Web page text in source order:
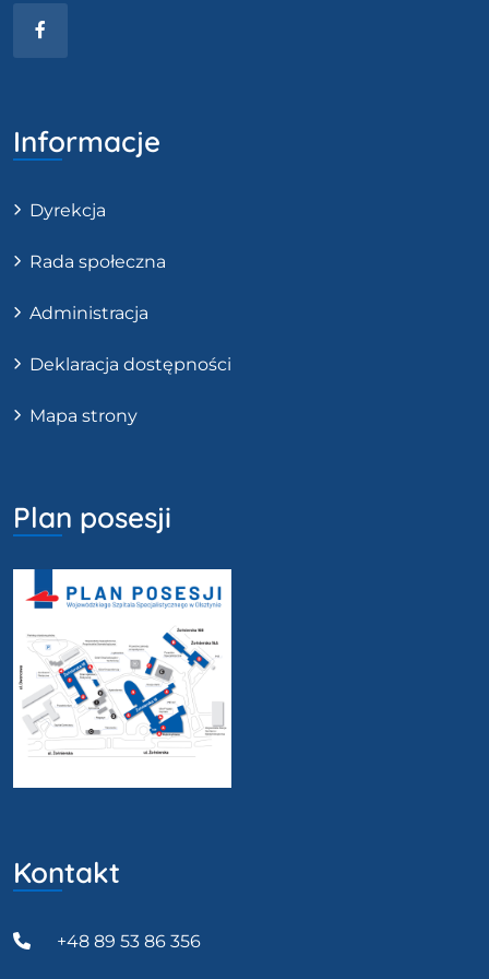
Informacje
Dyrekcja
Rada społeczna
Administracja
Deklaracja dostępności
Mapa strony
Plan posesji
Kontakt
+48 89 53 86 356